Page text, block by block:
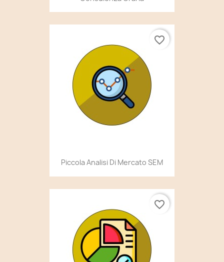
Piccola Analisi Di Mercato SEM
favorite_border
favorite_border